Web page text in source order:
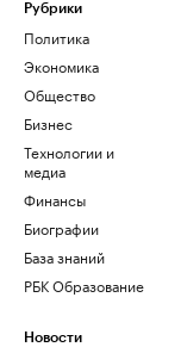
Рубрики
Политика
Экономика
Общество
Бизнес
Технологии и
медиа
Финансы
Биографии
База знаний
РБК Образование
Новости